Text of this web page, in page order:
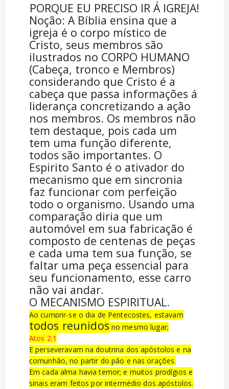
PORQUE EU PRECISO IR Á IGREJA!
Noção: A Bíblia ensina que a
igreja é o corpo místico de
Cristo, seus membros são
ilustrados no CORPO HUMANO
(Cabeça, tronco e Membros)
considerando que Cristo é a
cabeça que passa informações á
liderança concretizando a ação
nos membros. Os membros não
tem destaque, pois cada um
tem uma função diferente,
todos são importantes. O
Espirito Santo é o ativador do
mecanismo que em sincronia
faz funcionar com perfeição
todo o organismo. Usando uma
comparação diria que um
automóvel em sua fabricação é
composto de centenas de peças
e cada uma tem sua função, se
faltar uma peça essencial para
seu funcionamento, esse carro
não vai andar.
O MECANISMO ESPIRITUAL.
Ao cumprir-se o dia de Pentecostes, estavam
todos reunidos no mesmo lugar;
Atos 2:1
E perseveravam na doutrina dos apóstolos e na
comunhão, no partir do pão e nas orações.
Em cada alma havia temor; e muitos prodígios e
sinais eram feitos por intermédio dos apóstolos.